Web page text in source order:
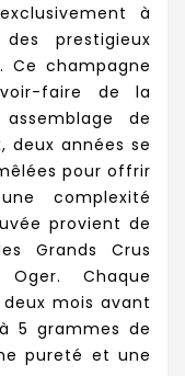
à
prestigieux
Ce champagne
faire de la
de
deux années se
pour offrir
complexité
provient de
Grands Crus
Chaque
mois avant
5 grammes de
pureté et une